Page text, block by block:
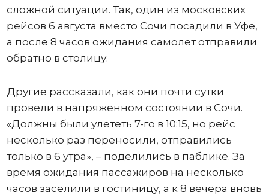
сложной ситуации. Так, один из московских
рейсов 6 августа вместо Сочи посадили в Уфе,
а после 8 часов ожидания самолет отправили
обратно в столицу.
Другие рассказали, как они почти сутки
провели в напряженном состоянии в Сочи.
«Должны были улететь 7-го в 10:15, но рейс
несколько раз переносили, отправились
только в 6 утра», – поделились в паблике. За
время ожидания пассажиров на несколько
часов заселили в гостиницу, а к 8 вечера вновь